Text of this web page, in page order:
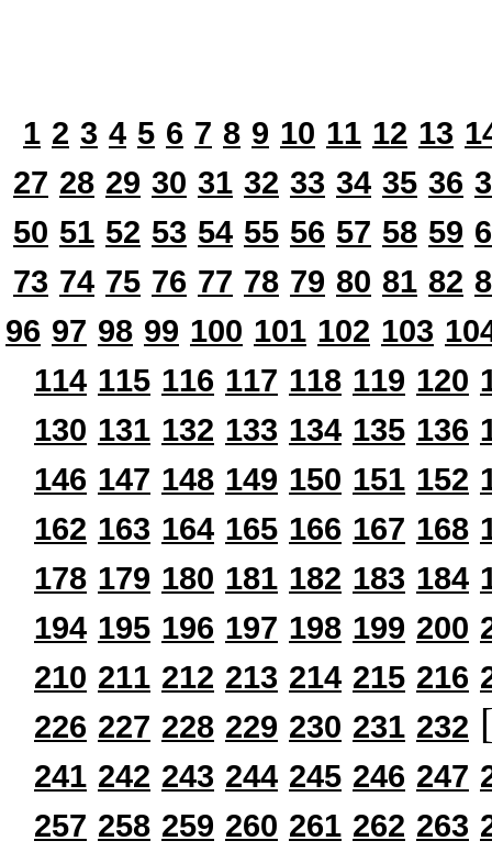
1 2 3 4 5 6 7 8 9 10 11 12 13
27 28 29 30 31 32 33 34 35 36
50 51 52 53 54 55 56 57 58 59
73 74 75 76 77 78 79 80 81 82
96 97 98 99 100 101 102 103
114 115 116 117 118 119 120
130 131 132 133 134 135 136
146 147 148 149 150 151 152
162 163 164 165 166 167 168
178 179 180 181 182 183 184
194 195 196 197 198 199 200
210 211 212 213 214 215 216
226 227 228 229 230 231 232
241 242 243 244 245 246 247
257 258 259 260 261 262 263